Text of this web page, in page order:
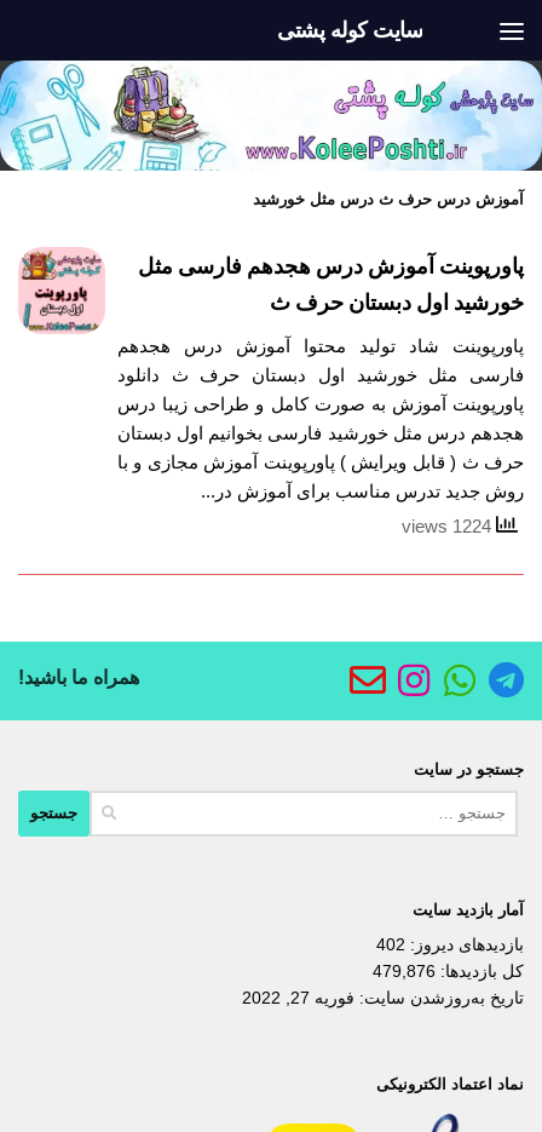
سایت کوله پشتی
آموزش درس حرف ث درس مثل خورشید
پاورپوینت آموزش درس هجدهم فارسی مثل
خورشید اول دبستان حرف ث
پاورپوینت شاد تولید محتوا آموزش درس هجدهم
فارسی مثل خورشید اول دبستان حرف ث دانلود
پاورپوینت آموزش به صورت کامل و طراحی زیبا درس
هجدهم درس مثل خورشید فارسی بخوانیم اول دبستان
حرف ث ( قابل ویرایش ) پاورپوینت آموزش مجازی و با
روش جدید تدرس مناسب برای آموزش در...
همراه ما باشید!
جستجو در سایت
آمار بازدید سایت
بازدیدهای دیروز: 402
کل بازدیدها: 479,876
تاریخ به‌روزشدن سایت: فوریه 27, 2022
نماد اعتماد الکترونیکی